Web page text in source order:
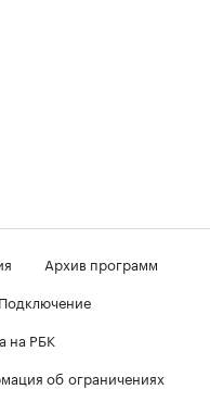
Архив программ
Подключение
на РБК
об ограничениях